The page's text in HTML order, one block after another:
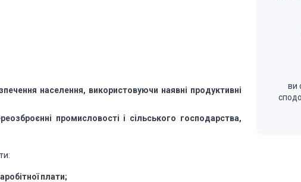
населення, використовуючи наявні продуктивні
промисловості і сільського господарства,
плати;
ви